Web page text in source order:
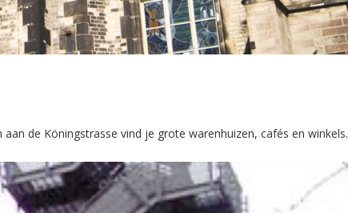
de Köningstrasse vind je grote warenhuizen, cafés en winkels.